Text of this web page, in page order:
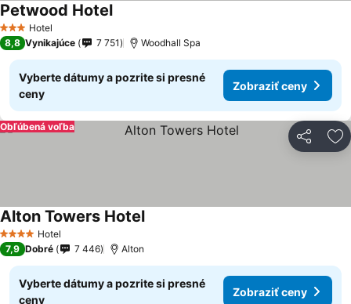
3 Počet hviezdičiek
Hotel
Petwood HotelZobraziť ceny
8,8 Vynikajúce 7 751 Woodhall Spa
Vyberte dátumy a pozrite si presné
ceny
Zobraziť ceny
Zdieľať
Obľúbená voľba
4 Počet hviezdičiek
Hotel
Alton Towers HotelZobraziť ceny
7,9 Dobré 7 446 Alton
Vyberte dátumy a pozrite si presné
ceny
Zobraziť ceny